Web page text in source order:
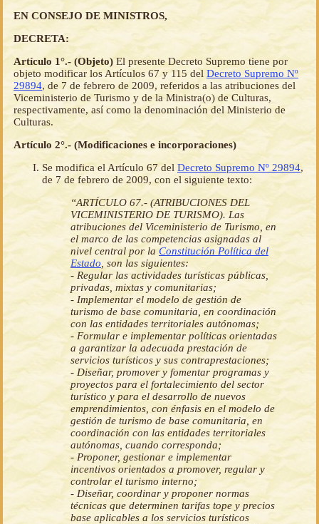
EN CONSEJO DE MINISTROS,
DECRETA:
Artículo 1°.- (Objeto)El presente Decreto Supremo tiene por
objeto modificar los Artículos 67 y 115 del Decreto Supremo Nº
29894, de 7 de febrero de 2009, referidos a las atribuciones del
Viceministerio de Turismo y de la Ministra(o) de Culturas,
respectivamente, así como la denominación del Ministerio de
Culturas.
Artículo 2°.- (Modificaciones e incorporaciones)
Se modifica el Artículo 67 del Decreto Supremo Nº 29894,
de 7 de febrero de 2009, con el siguiente texto:
“ARTÍCULO 67.- (ATRIBUCIONES DEL
VICEMINISTERIO DE TURISMO). Las
atribuciones del Viceministerio de Turismo, en
el marco de las competencias asignadas al
nivel central por la Constitución Política del
Estado , son las siguientes:
- Regular las actividades turísticas públicas,
privadas, mixtas y comunitarias;
- Implementar el modelo de gestión de
turismo de base comunitaria, en coordinación
con las entidades territoriales autónomas;
- Formular e implementar políticas orientadas
a garantizar la adecuada prestación de
servicios turísticos y sus contraprestaciones;
- Diseñar, promover y fomentar programas y
proyectos para el fortalecimiento del sector
turístico y para el desarrollo de nuevos
emprendimientos, con énfasis en el modelo de
gestión de turismo de base comunitaria, en
coordinación con las entidades territoriales
autónomas, cuando corresponda;
- Proponer, gestionar e implementar
incentivos orientados a promover, regular y
controlar el turismo interno;
- Diseñar, coordinar y proponer normas
técnicas que determinen tarifas tope y precios
base aplicables a los servicios turísticos